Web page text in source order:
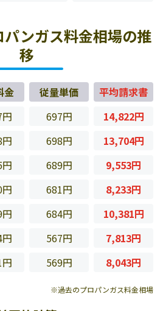
ンガス料金相場の推
移
金 従量単価
平均請求書
697円
14,822円
698円
13,704円
689円
9,553円
681円
8,233円
684円
10,381円
567円
7,813円
569円 8,043円
※過去のプロパンガス料金相場